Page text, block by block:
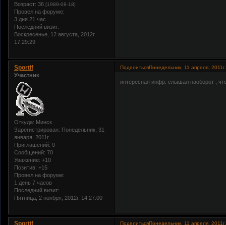
Возраст: 36 [1989-08-18]
Провел на форуме:
3 дня 21 час
Последний визит:
Воскресенье, 12 августа, 2012г.
17:29:29
ПоделитьсяПонедельник, 11 апреля,
Sportif
Участник
Откуда: Минск
Зарегистрирован: Понедельник, 31
января, 2011г.
Приглашений: 0
Сообщений: 70
Уважение: +10
Позитив: +15
Провел на форуме:
1 день 7 часов
Последний визит:
Пятница, 2 ноября, 2012г. 14:27:00
интересная инфр. слышал наоборот ,
ПоделитьсяПонедельник, 11 апреля,
Sportif